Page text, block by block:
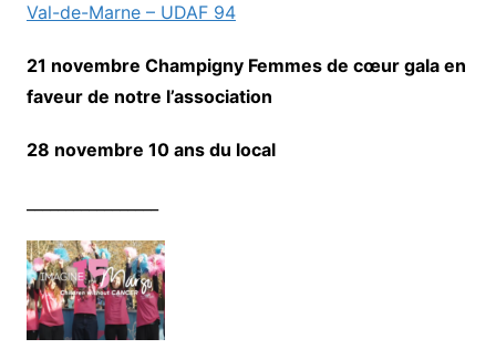
Val-de-Marne – UDAF 94
21 novembre Champigny Femmes de cœur gala en
faveur de notre l’association
28 novembre 10 ans du local